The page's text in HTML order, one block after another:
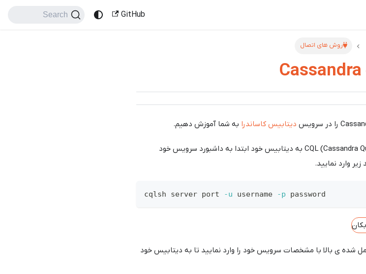
GitHub
Search
روش های اتصال
دیتابیس کاساندرا به شما آموزش دهیم.
برای اتصال با استفاده از زبان CQL (Cassandra Query Language) به دیتابیس خود ابتدا به داشبورد سرویس خود
وارد نمایید.
cqlsh server port -u username -p password
ی بالا با مشخصات سرویس خود را وارد نمایید تا به دیتابیس خود